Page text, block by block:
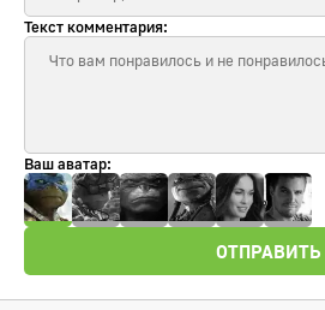
Текст комментария:
Ваш аватар:
ОТПРАВИТЬ